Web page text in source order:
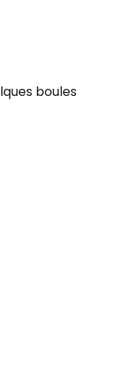
boules